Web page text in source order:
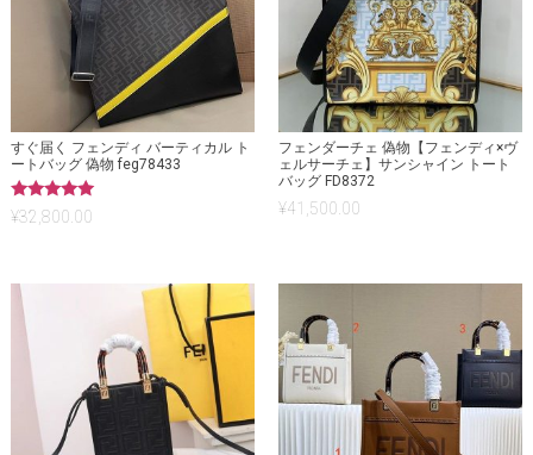
すぐ届く フェンディ バーティカル ト
ートバッグ 偽物 feg78433
5段階中
5.00
¥32,800.00
フェンダーチェ 偽物【フェンディ×ヴ
ェルサーチェ】サンシャイン トート
バッグ FD8372
¥41,500.00